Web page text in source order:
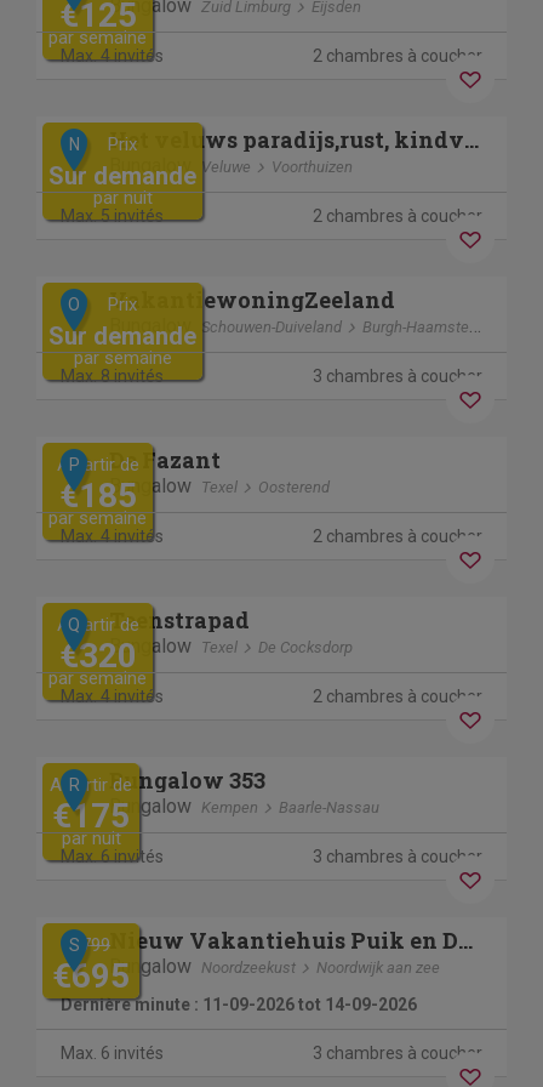
€125
par semaine
Bungalow Zuid Limburg Eijsden
Max. 4 invités 2 chambres à coucher
Previous
Prix
Sur demande
par nuit
N Het veluws paradijs,rust, kindvriendelijk en nu met hottub.
Bungalow Veluwe Voorthuizen
Max. 5 invités 2 chambres à coucher
Previous
Prix
Sur demande
par semaine
O VakantiewoningZeeland
Bungalow Schouwen-Duiveland Burgh-Haamstede
Max. 8 invités 3 chambres à coucher
Previous
A partir de
€185
par semaine
P De Fazant
Bungalow Texel Oosterend
Max. 4 invités 2 chambres à coucher
Previous
A partir de
€320
par semaine
Q Teenstrapad
Bungalow Texel De Cocksdorp
Max. 4 invités 2 chambres à coucher
Previous
A partir de
€175
par nuit
R Bungalow 353
Bungalow Kempen Baarle-Nassau
Max. 6 invités 3 chambres à coucher
Previous
Séjour sans contact
€799
€695
S Nieuw Vakantiehuis Puik en Duin 5a
Bungalow Noordzeekust Noordwijk aan zee
Dernière minute : 11-09-2026 tot 14-09-2026
Max. 6 invités 3 chambres à coucher